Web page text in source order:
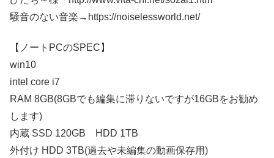
騒音のない音楽→https://noiselessworld.net/
【ノートPCのSPEC】
win10
intel core i7
RAM 8GB(8GBでも編集に滞りないですが16GBをお勧め
します)
内蔵 SSD 120GB HDD 1TB
外付け HDD 3TB(過去や未編集の動画保存用)